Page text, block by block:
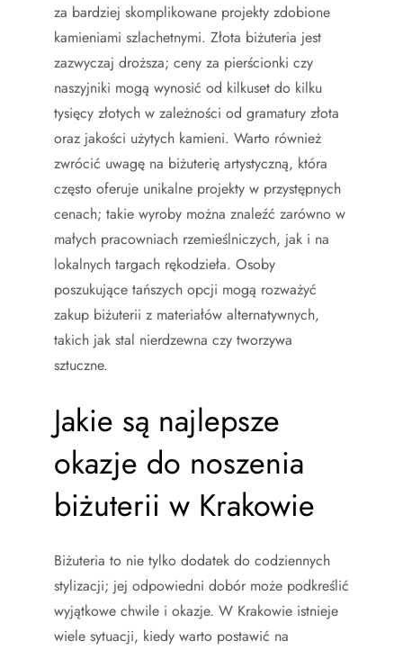
za bardziej skomplikowane projekty zdobione
kamieniami szlachetnymi. Złota biżuteria jest
zazwyczaj droższa; ceny za pierścionki czy
naszyjniki mogą wynosić od kilkuset do kilku
tysięcy złotych w zależności od gramatury złota
oraz jakości użytych kamieni. Warto również
zwrócić uwagę na biżuterię artystyczną, która
często oferuje unikalne projekty w przystępnych
cenach; takie wyroby można znaleźć zarówno w
małych pracowniach rzemieślniczych, jak i na
lokalnych targach rękodzieła. Osoby
poszukujące tańszych opcji mogą rozważyć
zakup biżuterii z materiałów alternatywnych,
takich jak stal nierdzewna czy tworzywa
sztuczne.
Jakie są najlepsze
okazje do noszenia
biżuterii w Krakowie
Biżuteria to nie tylko dodatek do codziennych
stylizacji; jej odpowiedni dobór może podkreślić
wyjątkowe chwile i okazje. W Krakowie istnieje
wiele sytuacji, kiedy warto postawić na